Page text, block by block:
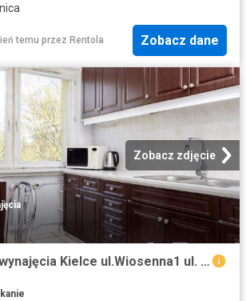
temu przez Rentola Zobacz dane
Zobacz zdjęcie
Mieszkanie do wynajęcia Kielce ul.Wiosenna1 ul. Wiosenna, Sady